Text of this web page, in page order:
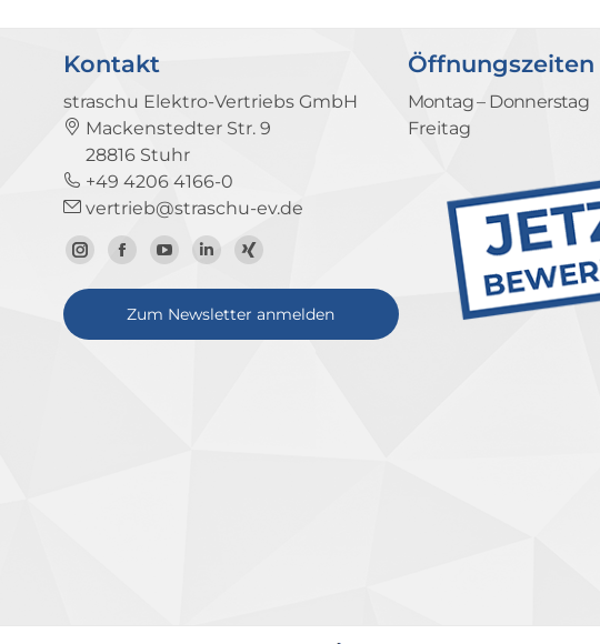
Kontakt
straschu Elektro-Vertriebs GmbH
Mackenstedter Str. 9
28816 Stuhr
+49 4206 4166-0
vertrieb@straschu-ev.de
Zum
Instagram-
Zur
Facebook-
Seite
Zum
YouTube-
Kanal
Zum
LinkedIn-
Profil
Zum
Xing-
Profil
Zum Newsletter anmelden
Öffnungszeiten
Montag – Donnerstag
Freitag